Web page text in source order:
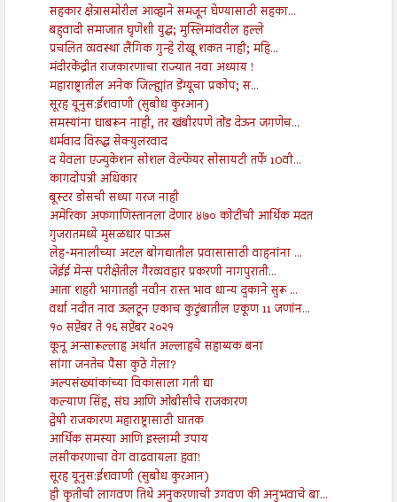
सहकार क्षेत्रासमोरील आव्हाने समजून घेण्यासाठी सहका...
बहुवादी समाजात घृणेशी युद्ध; मुस्लिमांवरील हल्ले
प्रचलित व्यवस्था लैंगिक गुन्हे रोखू शकत नाही; महि...
मंदीरकेंद्रीत राजकारणाचा राज्यात नवा अध्याय !
महाराष्ट्रातील अनेक जिल्ह्यांत डेंग्यूचा प्रकोप; स...
सूरह यूनुस:ईशवाणी (सुबोध कुरआन)
समस्यांना घाबरून नाही, तर खंबीरपणे तोंड देऊन जगणेच...
धर्मवाद विरुद्ध सेक्युलरवाद
द येवला एज्युकेशन सोशल वेल्फेयर सोसायटी तर्फे 10वी...
कागदोपत्री अधिकार
बूस्टर डोसची सध्या गरज नाही
अमेरिका अफगाणिस्तानला देणार ४७० कोटींची आर्थिक मदत
गुजरातमध्ये मुसळधार पाऊस
लेह-मनालीच्या अटल बोगद्यातील प्रवासासाठी वाहनांना ...
जेईई मेन्स परीक्षेतील गैरव्यवहार प्रकरणी नागपुराती...
आता शहरी भागातही नवीन रास्त भाव धान्य दुकाने सुरू ...
वर्धा नदीत नाव ऊलटून एकाच कुटुंबातील एकूण 11 जणांन...
१० सप्टेंबर ते १६ सप्टेंबर २०२१
कूनू अन्सारूल्लाह अर्थात अल्लाहचे सहाय्यक बना
सांगा जनतेच पैसा कुठे गेला?
अल्पसंख्यांकांच्या विकासाला गती द्या
कल्याण सिंह, संघ आणि ओबीसीचे राजकारण
द्वेषी राजकारण महाराष्ट्रासाठी घातक
आर्थिक समस्या आणि इस्लामी उपाय
लसीकरणाचा वेग वाढवायला हवा!
सूरह यूनुस:ईशवाणी (सुबोध कुरआन)
ही कृतीची लागवण तिथे अनुकरणाची उगवण की अनुभवाचे बा...